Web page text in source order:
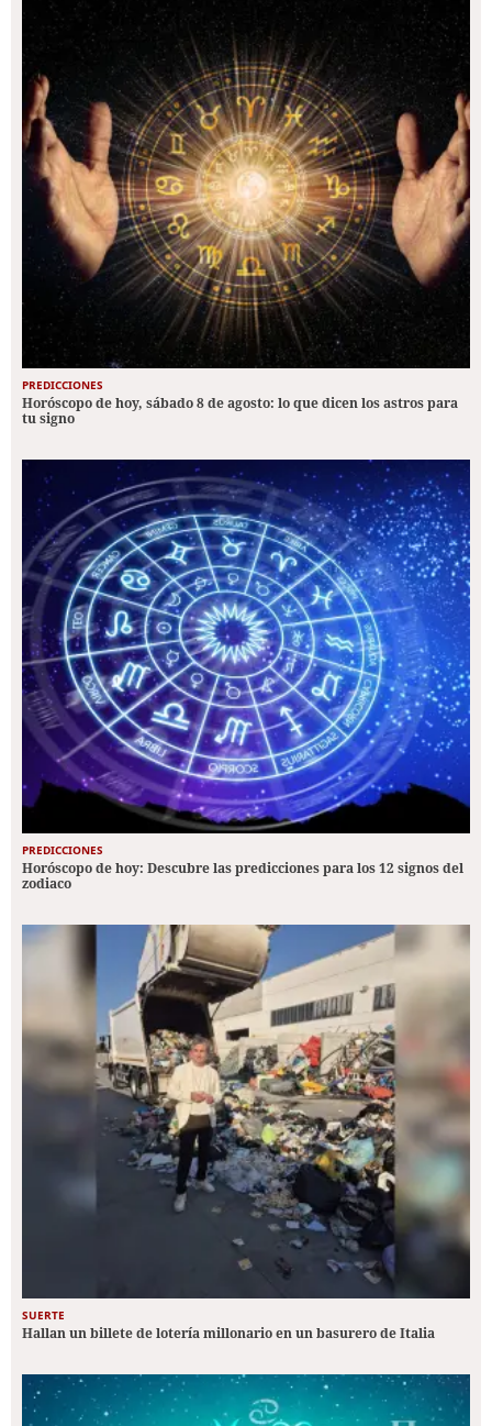
PREDICCIONES
Horóscopo de hoy, sábado 8 de agosto: lo que dicen los astros para
tu signo
PREDICCIONES
Horóscopo de hoy: Descubre las predicciones para los 12 signos del
zodiaco
SUERTE
Hallan un billete de lotería millonario en un basurero de Italia